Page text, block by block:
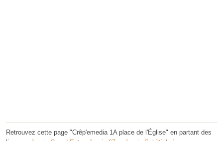
Retrouvez cette page "Crêp'emedia 1A place de l'Église" en partant des